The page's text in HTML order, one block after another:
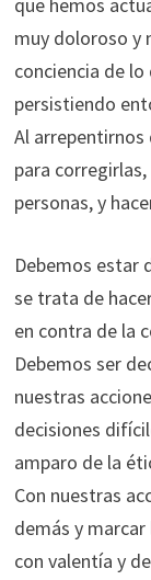
muy doloroso y
conciencia de
persistiendo
Al arrepentirnos
para
personas, y
Debemos estar
se trata de
en contra de la
Debemos ser
nuestras
decisiones
amparo de la
Con nuestras
demás y
con valentía y